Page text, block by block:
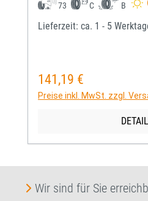
73 C B
Lieferzeit: ca. 1 - 5
Regulärer Preis:
141,19 €
Preise inkl. MwSt. zzgl.
Wir sind für Sie